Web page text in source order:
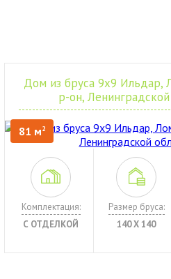
Дом из бруса 9х9 Ильдар,
р-он,
81 м2
Комплектация:
С ОТДЕЛКОЙ
Размер бруса:
140 Х 140